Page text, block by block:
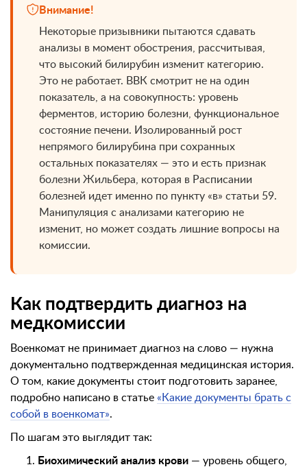
Внимание!
Некоторые призывники пытаются сдавать
анализы в момент обострения, рассчитывая,
что высокий билирубин изменит категорию.
Это не работает. ВВК смотрит не на один
показатель, а на совокупность: уровень
ферментов, историю болезни, функциональное
состояние печени. Изолированный рост
непрямого билирубина при сохранных
остальных показателях — это и есть признак
болезни Жильбера, которая в Расписании
болезней идет именно по пункту «в» статьи 59.
Манипуляция с анализами категорию не
изменит, но может создать лишние вопросы на
комиссии.
Как подтвердить диагноз на
медкомиссии
Военкомат не принимает диагноз на слово — нужна
документально подтвержденная медицинская история.
О том, какие документы стоит подготовить заранее,
подробно написано в статье «Какие документы брать с
собой в военкомат».
По шагам это выглядит так:
Биохимический анализ крови — уровень общего,